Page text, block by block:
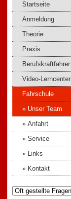
Startseite
Anmeldung
Theorie
Praxis
Berufskraftfahrer
Video-Lerncenter
Fahrschule
» Unser Team
» Anfahrt
» Service
» Links
» Kontakt